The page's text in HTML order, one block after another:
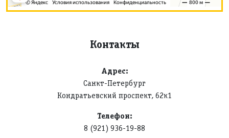
Контакты
Адрес:
Санкт-Петербург
Кондратьевский проспект, 62к1
Телефон:
8 (921) 936-19-88